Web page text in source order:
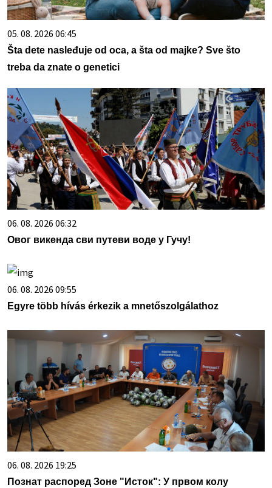
05. 08. 2026 06:45
Šta dete nasleđuje od oca, a šta od majke? Sve što
treba da znate o genetici
06. 08. 2026 06:32
Овог викенда сви путеви воде у Гучу!
06. 08. 2026 09:55
Egyre több hívás érkezik a mnetőszolgálathoz
06. 08. 2026 19:25
Познат распоред Зоне "Исток": У првом колу